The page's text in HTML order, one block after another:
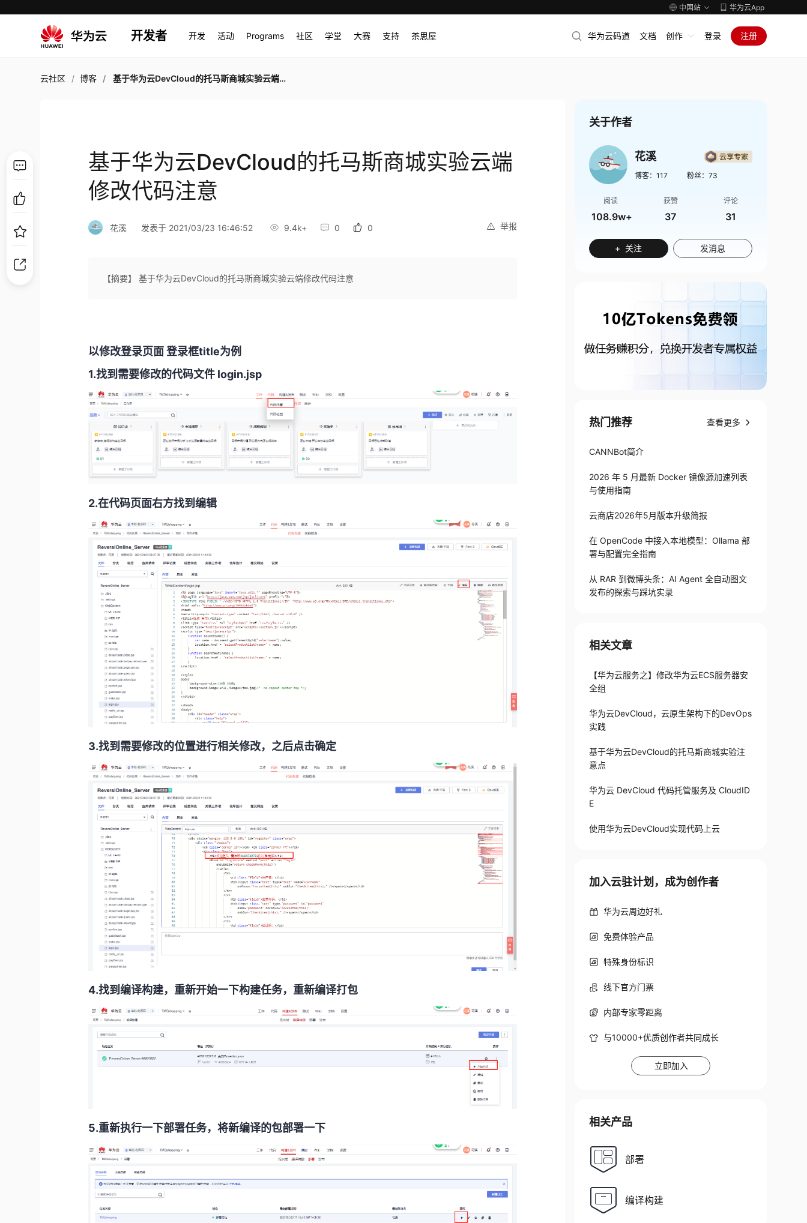
中国站 华为云App
开发者 开发 活动 Programs 社区 学堂 大赛 支持 茶思屋 华为云码道 文档 创作 登录 注册
云社区 博客 基于华为云DevCloud的托马斯商城实验云端修改代码注意
基于华为云DevCloud的托马斯商城实验云端
修改代码注意
举报
花溪 发表于 2021/03/23 16:46:52 9.4k+ 0 0
【摘要】 基于华为云DevCloud的托马斯商城实验云端修改代码注意
以修改登录页面 登录框title为例
1.找到需要修改的代码文件 login.jsp
2.在代码页面右方找到编辑
3.找到需要修改的位置进行相关修改，之后点击确定
4.找到编译构建，重新开始一下构建任务，重新编译打包
5.重新执行一下部署任务，将新编译的包部署一下
关于作者
花溪
博客： 117 粉丝： 73
阅读
108.9w+
获赞
37
评论
31
+ 关注 发消息
热门推荐 查看更多
CANNBot简介
2026 年 5 月最新 Docker 镜像源加速列表
与使用指南
云商店2026年5月版本升级简报
在 OpenCode 中接入本地模型：Ollama 部
署与配置完全指南
从 RAR 到微博头条：AI Agent 全自动图文
发布的探索与踩坑实录
相关文章
【华为云服务之】修改华为云ECS服务器安
全组
华为云DevCloud，云原生架构下的DevOps
实践
基于华为云DevCloud的托马斯商城实验注
意点
华为云 DevCloud 代码托管服务及 CloudID
E
使用华为云DevCloud实现代码上云
加入云驻计划，成为创作者
华为云周边好礼
免费体验产品
特殊身份标识
线下官方门票
内部专家零距离
与10000+优质创作者共同成长
立即加入
相关产品
部署
编译构建